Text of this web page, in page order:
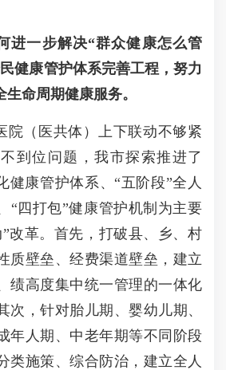
进一步解决“群众健康怎么管
健康管护体系完善工程，努力
命周期健康服务。
院（医共体）上下联动不够紧
到位问题，我市探索推进了
健康管护体系、 “五阶段”全人
“四打包”健康管护机制为主要
”改革。首先，打破县、乡、村
质壁垒、经费渠道壁垒，建立
绩高度集中统一管理的一体化
次，针对胎儿期、婴幼儿期、
年人期、中老年期等不同阶段
类施策、综合防治，建立全人